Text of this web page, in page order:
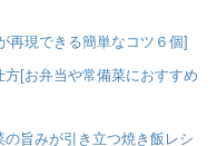
再現できる簡単なコツ６個]
[お弁当や常備菜におすすめ
旨みが引き立つ焼き飯レシ